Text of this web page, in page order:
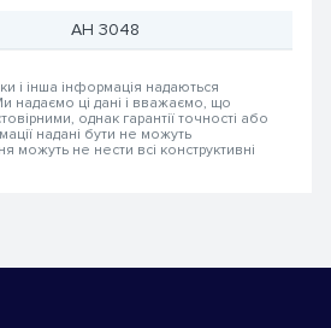
AH 3048
і інша інформація надаються
надаємо ці дані і вважаємо, що
однак гарантії точності або
надані бути не можуть
можуть не нести всі конструктивні